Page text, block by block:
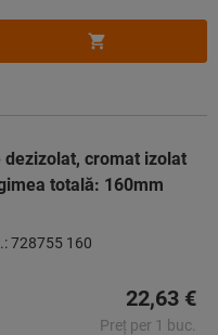
dezizolat, cromat izolat
totală: 160mm
728755 160
22,63 €
Preț per 1 buc.